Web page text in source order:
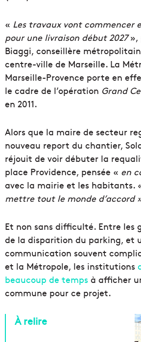
« Les travaux vont commencer
pour une livraison début 2027»,
Biaggi, conseillère
centre-ville de Marseille. La
Marseille-Provence porte en
le cadre de l’opération Grand
en 2011.
Alors que la maire de secteur
nouveau report du chantier,
réjouit de voir débuter la
place Providence, pensée « en
avec la mairie et les habitants.
mettre tout le monde d’accord
Et non sans difficulté. Entre les
de la disparition du parking, et
communication souvent
et la Métropole, les institutions
beaucoup de temps à afficher
commune pour ce projet.
À relire